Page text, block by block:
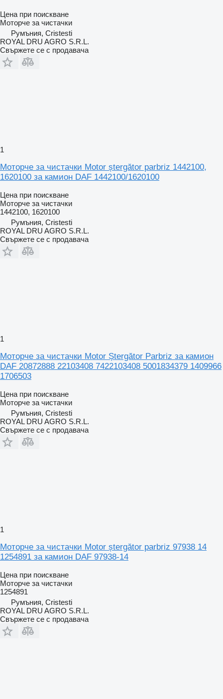
Цена при поискване
Моторче за чистачки
Румъния, Cristesti
ROYAL DRU AGRO S.R.L.
Свържете се с продавача
1
Моторче за чистачки Motor ștergător parbriz 1442100,
1620100 за камион DAF 1442100/1620100
Цена при поискване
Моторче за чистачки
1442100, 1620100
Румъния, Cristesti
ROYAL DRU AGRO S.R.L.
Свържете се с продавача
1
Моторче за чистачки Motor Ștergător Parbriz за камион
DAF 20872888 22103408 7422103408 5001834379 1409966
1706503
Цена при поискване
Моторче за чистачки
Румъния, Cristesti
ROYAL DRU AGRO S.R.L.
Свържете се с продавача
1
Моторче за чистачки Motor ștergător parbriz 97938 14
1254891 за камион DAF 97938-14
Цена при поискване
Моторче за чистачки
1254891
Румъния, Cristesti
ROYAL DRU AGRO S.R.L.
Свържете се с продавача